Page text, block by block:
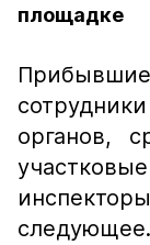
площадке
органов,